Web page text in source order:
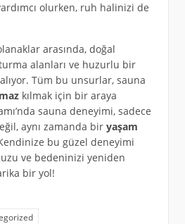
olurken, ruh halinizi de
arasında, doğal
alanları ve huzurlu bir
Tüm bu unsurlar, sauna
kılmak için bir araya
sauna deneyimi, sadece
aynı zamanda bir yaşam
bu güzel deneyimi
ve bedeninizi yeniden
bir yol!